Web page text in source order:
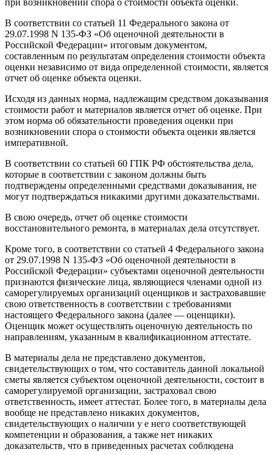
В соответствии со статьей 11 Федерального закона от
29.07.1998 N 135-ФЗ «Об оценочной деятельности в
Российской Федерации» итоговым документом,
составленным по результатам определения стоимости объекта
оценки независимо от вида определенной стоимости, является
отчет об оценке объекта оценки.
Исходя из данных норма, надлежащим средством доказывания
стоимости работ и материалов является отчет об оценке. При
этом норма об обязательности проведения оценки при
возникновении спора о стоимости объекта оценки является
императивной.
В соответствии со статьей 60 ГПК РФ обстоятельства дела,
которые в соответствии с законом должны быть
подтверждены определенными средствами доказывания, не
могут подтверждаться никакими другими доказательствами.
В свою очередь, отчет об оценке стоимости
восстановительного ремонта, в материалах дела отсутствует.
Кроме того, в соответствии со статьей 4 Федерального закона
от 29.07.1998 N 135-ФЗ «Об оценочной деятельности в
Российской Федерации» субъектами оценочной деятельности
признаются физические лица, являющиеся членами одной из
саморегулируемых организаций оценщиков и застраховавшие
свою ответственность в соответствии с требованиями
настоящего Федерального закона (далее — оценщики).
Оценщик может осуществлять оценочную деятельность по
направлениям, указанным в квалификационном аттестате.
В материалы дела не представлено документов,
свидетельствующих о том, что составитель данной локальной
сметы является субъектом оценочной деятельности, состоит в
саморегулируемой организации, застраховал свою
ответственность, имеет аттестат. Более того, в материалы дела
вообще не представлено никаких документов,
свидетельствующих о наличии у е него соответствующей
компетенции и образования, а также нет никаких
доказательств, что в приведенных расчетах соблюдена